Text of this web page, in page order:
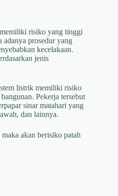
risiko yang tinggi
adanya prosedur yang
kecelakaan.
jenis
listrik memiliki risiko
Pekerja tersebut
sinar matahari yang
dan lainnya.
akan berisiko patah